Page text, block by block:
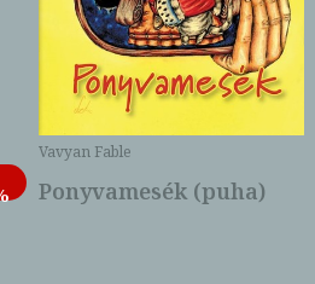
Vavyan Fable
Ponyvamesék (puha)